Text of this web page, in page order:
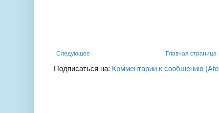
Следующее Главная страница
Подписаться на: Комментарии к сообщению